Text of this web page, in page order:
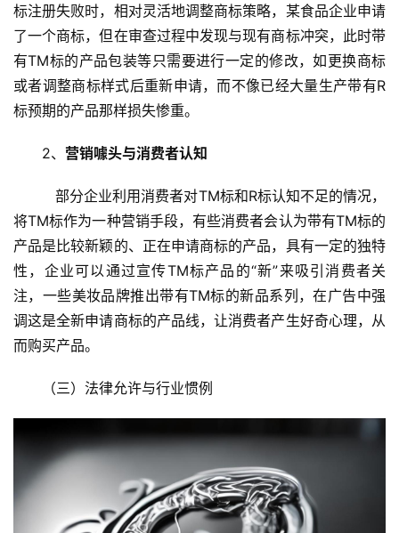
标注册失败时，相对灵活地调整商标策略，某食品企业申请
了一个商标，但在审查过程中发现与现有商标冲突，此时带
有TM标的产品包装等只需要进行一定的修改，如更换商标
或者调整商标样式后重新申请，而不像已经大量生产带有R
标预期的产品那样损失惨重。
2、 营销噱头与消费者认知
   部分企业利用消费者对TM标和R标认知不足的情况，
将TM标作为一种营销手段，有些消费者会认为带有TM标的
产品是比较新颖的、正在申请商标的产品，具有一定的独特
性，企业可以通过宣传TM标产品的“新”来吸引消费者关
注，一些美妆品牌推出带有TM标的新品系列，在广告中强
调这是全新申请商标的产品线，让消费者产生好奇心理，从
而购买产品。
（三）法律允许与行业惯例